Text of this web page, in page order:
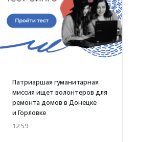
Патриаршая гуманитарная
миссия ищет волонтеров для
ремонта домов в Донецке
и Горловке
12:59